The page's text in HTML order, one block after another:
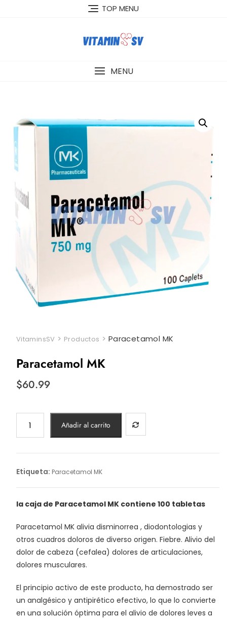
TOP MENU
MENU
VitaminsSV > Productos > Paracetamol MK
Paracetamol MK
$60.99
Añadir al carrito
Etiqueta: Paracetamol MK
la caja de Paracetamol MK contiene 100 tabletas
Paracetamol MK alivia disminorrea , diodontologias y
otros cuadros doloros de diverso origen. Fiebre. Alivio del
dolor de cabeza (cefalea) dolores de articulaciones,
dolores musculares.
El principio activo de este producto, ha demostrado ser
un analgésico y antipirético efectivo, lo que lo convierte
en una solución óptima para el alivio de dolores leves a